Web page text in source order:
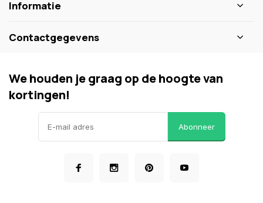
Informatie
Contactgegevens
We houden je graag op de hoogte van
kortingen!
Abonneer